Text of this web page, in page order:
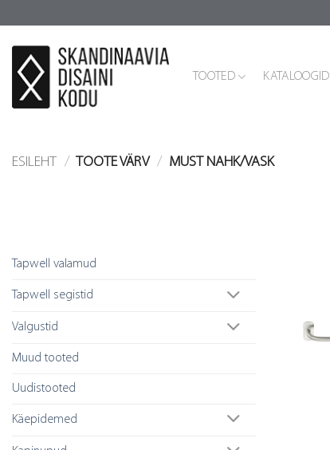
to
content
TOOTED KATALOOGID
ESILEHT / TOOTE VÄRV / MUST NAHK/VASK
Tapwell valamud
Tapwell segistid
Valgustid
Muud tooted
Uudistooted
Käepidemed